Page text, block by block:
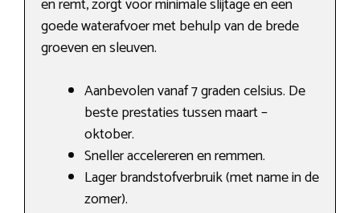
en remt, zorgt voor minimale slijtage en een
goede waterafvoer met behulp van de brede
groeven en sleuven.
Aanbevolen vanaf 7 graden celsius. De
beste prestaties tussen maart –
oktober.
Sneller accelereren en remmen.
Lager brandstofverbruik (met name in de
zomer).